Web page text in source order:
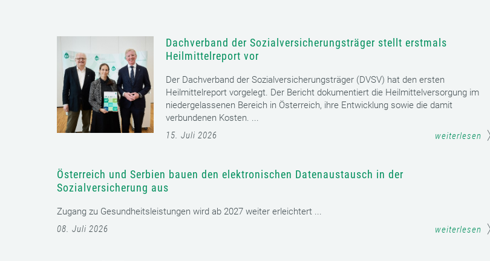
Dachverband der Sozialversicherungsträger stellt erstmals
Heilmittelreport vor
Der Dachverband der Sozialversicherungsträger (DVSV) hat den ersten
Heilmittelreport vorgelegt. Der Bericht dokumentiert die Heilmittelversorgung im
niedergelassenen Bereich in Österreich, ihre Entwicklung sowie die damit
verbundenen Kosten. ...
15. Juli 2026
weiterlesen
Österreich und Serbien bauen den elektronischen Datenaustausch in der
Sozialversicherung aus
Zugang zu Gesundheitsleistungen wird ab 2027 weiter erleichtert ...
08. Juli 2026
weiterlesen